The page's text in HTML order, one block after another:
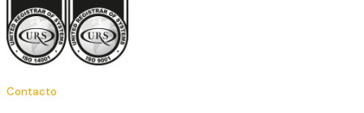
Contacto